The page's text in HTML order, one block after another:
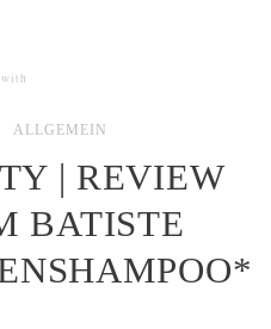
with
ALLGEMEIN
| REVIEW
BATISTE